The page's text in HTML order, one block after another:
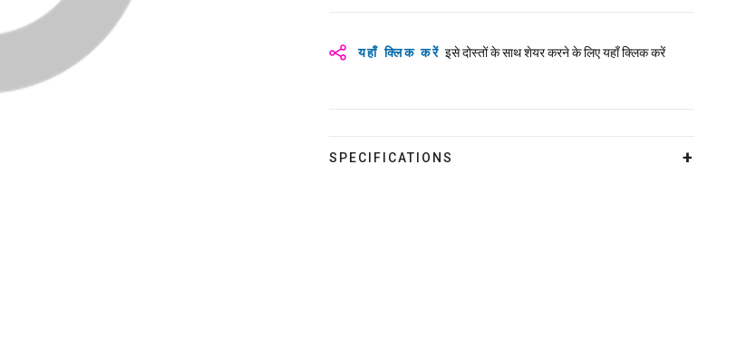
यहाँ क्लिक करें इसे दोस्तों के साथ शेयर करने के लिए यहाँ क्लिक करें
SPECIFICATIONS